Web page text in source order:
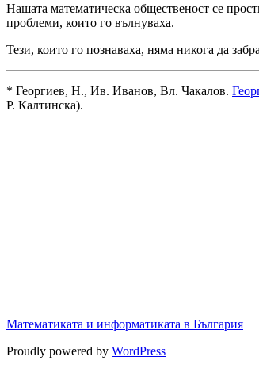
Нашата математическа общественост се
проблеми, които го вълнуваха.
Тези, които го познаваха, няма никога да
* Георгиев, Н., Ив. Иванов, Вл. Чакалов.
Р. Калтинска).
Математиката и информатиката в България
Proudly powered by WordPress